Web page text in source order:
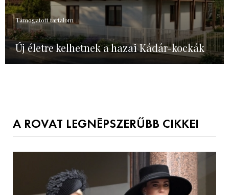
Támogatott tartalom
Új életre kelhetnek a hazai Kádár-kockák
A ROVAT LEGNÉPSZERŰBB CIKKEI